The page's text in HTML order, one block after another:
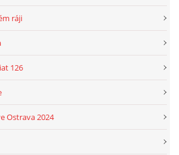
ráji
126
Ostrava 2024